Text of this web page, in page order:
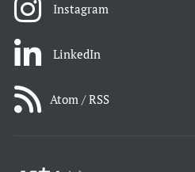
Instagram
LinkedIn
Atom / RSS